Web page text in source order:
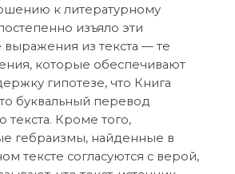
к литературному
изъяло эти
выражения из текста — те
которые обеспечивают
гипотезе, что Книга
буквальный перевод
текста. Кроме того,
гебраизмы, найденные в
тексте согласуются с верой,